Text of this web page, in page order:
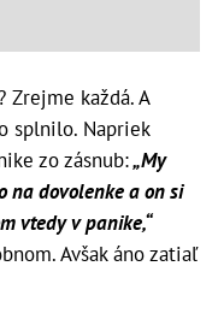
Zrejme každá. A
splnilo. Napriek
zo zásnub:„My
na dovolenke a on si
vtedy v panike,“
Avšak áno zatiaľ